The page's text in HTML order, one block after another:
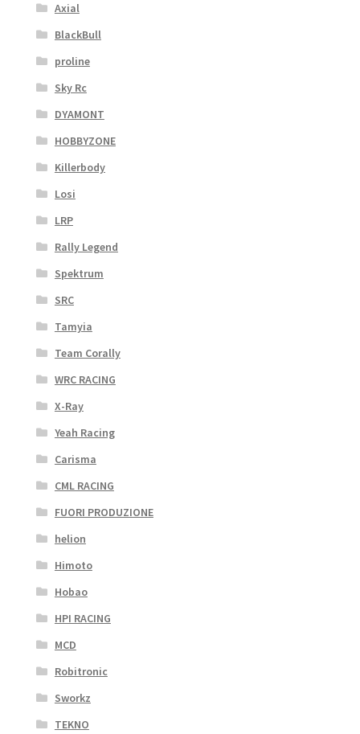
Axial
BlackBull
proline
Sky Rc
DYAMONT
HOBBYZONE
Killerbody
Losi
LRP
Rally Legend
Spektrum
SRC
Tamyia
Team Corally
WRC RACING
X-Ray
Yeah Racing
Carisma
CML RACING
FUORI PRODUZIONE
helion
Himoto
Hobao
HPI RACING
MCD
Robitronic
Sworkz
TEKNO